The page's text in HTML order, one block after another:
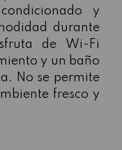
y
durante
de Wi-Fi
y un baño
No se permite
fresco y